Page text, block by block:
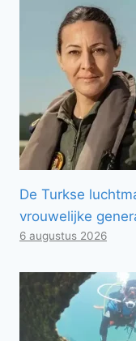
De Turkse
vrouwelijke
6 augustus 2026